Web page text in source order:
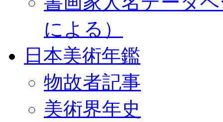
による）
日本美術年鑑
物故者記事
美術界年史